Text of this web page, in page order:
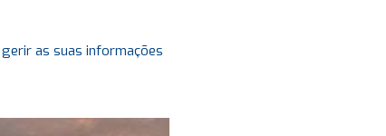
as suas informações